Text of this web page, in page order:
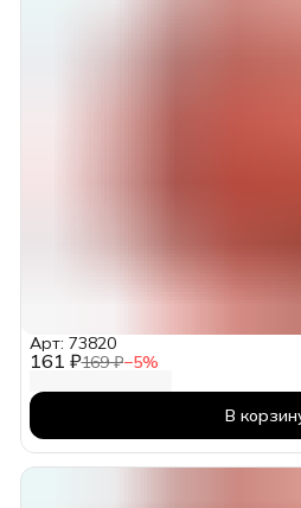
161 ₽169 ₽−5%
Арт: 73820
В